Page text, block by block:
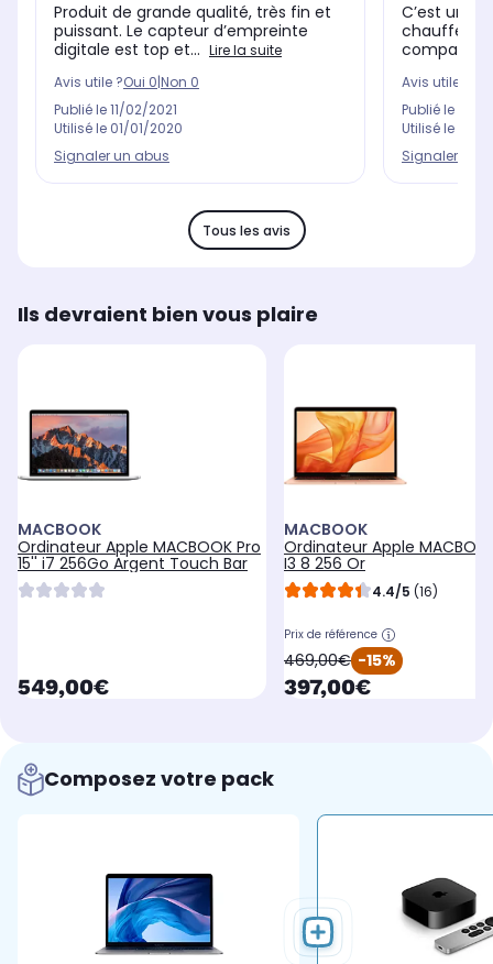
Produit de grande qualité, très fin et
puissant. Le capteur d’empreinte
digitale est top et... Lire la suite
Avis utile ?Oui 0|Non 0
Publié le11/02/2021
Utilisé le 01/01/2020
Signaler un abus
C’est un
chauffe
comparé
Avis utile ?
Publié le
Utilisé le
Signaler un
Tous les avis
Ils devraient bien vous plaire
MACBOOK
Ordinateur Apple MACBOOK Pro
15'' i7 256Go Argent Touch Bar
currentPrice
549,00€
MACBOOK
Ordinateur Apple
I3 8 256 Or
4.4/5 (16)
Prix de référence
oldPrice
469,00€ -15%
currentPrice
397,00€
Composez votre pack